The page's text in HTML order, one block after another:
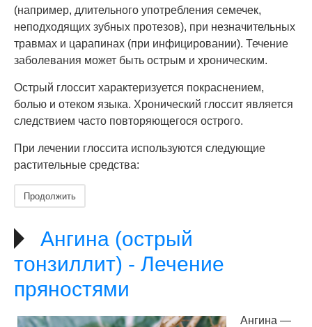
(например, длительного употребления семечек,
неподходящих зубных протезов), при незначительных
травмах и царапинах (при инфицировании). Течение
заболевания может быть острым и хроническим.
Острый глоссит характеризуется покраснением,
болью и отеком языка. Хронический глоссит является
следствием часто повторяющегося острого.
При лечении глоссита используются следующие
растительные средства:
Продолжить
Ангина (острый
тонзиллит) - Лечение
пряностями
Ангина —